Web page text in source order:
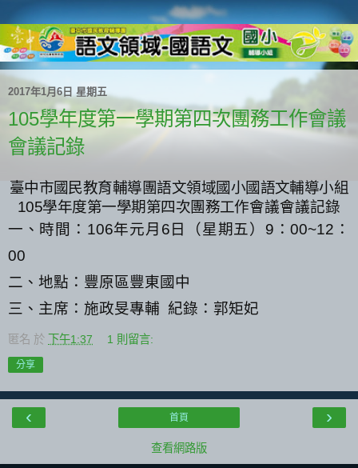
2017年1月6日 星期五
105學年度第一學期第四次團務工作會議
會議記錄
臺中市國民教育輔導團語文領域國小國語文輔導小組
105學年度第一學期第四次團務工作會議會議記錄
一、時間： 106年元月 6日（星期五） 9 ：00~12 ：
00
二、地點：豐原區豐東國中
三、主席：施政旻專輔 紀錄：郭矩妃
匿名 於 下午1:37 1 則留言:
分享
‹ ›
首頁
查看網路版